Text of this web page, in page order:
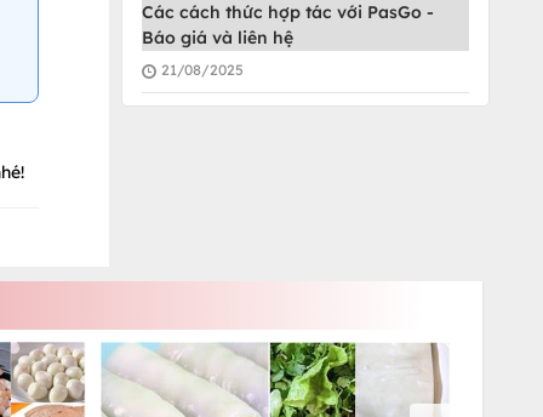
Các cách thức hợp tác với PasGo -
Báo giá và liên hệ
21/08/2025